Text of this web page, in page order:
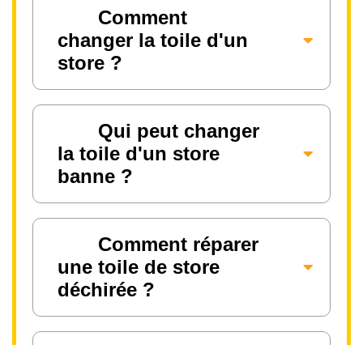
Comment
changer la toile d'un
store ?
Qui peut changer
la toile d'un store
banne ?
Comment réparer
une toile de store
déchirée ?